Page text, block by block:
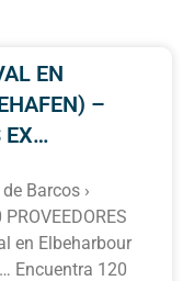
EN
–
EX…
Barcos ›
en Elbeharbour
Encuentra 120